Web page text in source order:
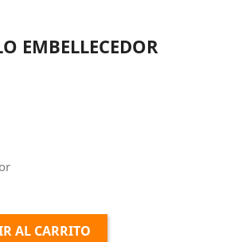
EMBELLECEDOR
AL CARRITO